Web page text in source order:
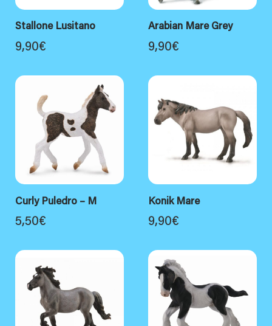
Stallone Lusitano
9,90€
Arabian Mare Grey
9,90€
Curly Puledro – M
5,50€
Konik Mare
9,90€